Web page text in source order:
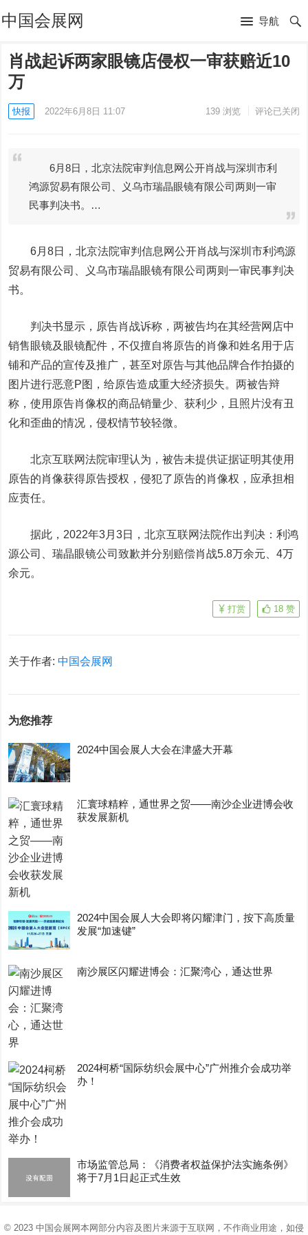
中国会展网 导航
肖战起诉两家眼镜店侵权一审获赔近10
万
快报 2022年6月8日 11:07 139浏览 评论已关闭
6月8日，北京法院审判信息网公开肖战与深圳市利
鸿源贸易有限公司、义乌市瑞晶眼镜有限公司两则一审
民事判决书。…
6月8日，北京法院审判信息网公开肖战与深圳市利鸿源
贸易有限公司、义乌市瑞晶眼镜有限公司两则一审民事判决
书。
判决书显示，原告肖战诉称，两被告均在其经营网店中
销售眼镜及眼镜配件，不仅擅自将原告的肖像和姓名用于店
铺和产品的宣传及推广，甚至对原告与其他品牌合作拍摄的
图片进行恶意P图，给原告造成重大经济损失。两被告辩
称，使用原告肖像权的商品销量少、获利少，且照片没有丑
化和歪曲的情况，侵权情节较轻微。
北京互联网法院审理认为，被告未提供证据证明其使用
原告的肖像获得原告授权，侵犯了原告的肖像权，应承担相
应责任。
据此，2022年3月3日，北京互联网法院作出判决：利鸿
源公司、瑞晶眼镜公司致歉并分别赔偿肖战5.8万余元、4万
余元。
18 赞
打赏
关于作者:中国会展网
为您推荐
2024中国会展人大会在津盛大开幕
汇寰球精粹，通世界之贸——南沙企业进博会收
获发展新机
2024中国会展人大会即将闪耀津门，按下高质量
发展“加速键”
南沙展区闪耀进博会：汇聚湾心，通达世界
2024柯桥“国际纺织会展中心”广州推介会成功举
办！
市场监管总局：《消费者权益保护法实施条例》
将于7月1日起正式生效
© 2023 中国会展网本网部分内容及图片来源于互联网，不作商业用途，如侵